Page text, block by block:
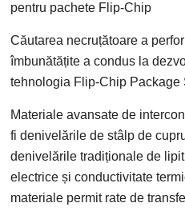
pentru pachete Flip-Chip
Căutarea necruțătoare a
îmbunătățite a condus la
tehnologia Flip-Chip Package
Materiale avansate de
fi denivelările de stâlp de
denivelările tradiționale de
electrice și conductivitate
materiale permit rate de